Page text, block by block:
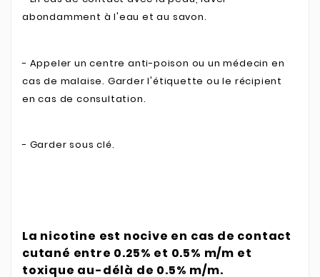
abondamment à l'eau et au savon.
- Appeler un centre anti-poison ou un médecin en
cas de malaise. Garder l'étiquette ou le récipient
en cas de consultation.
- Garder sous clé.
La nicotine est nocive en cas de contact
cutané entre 0.25% et 0.5% m/m et
toxique au-délà de 0.5% m/m.